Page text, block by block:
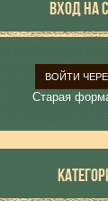
ВХОД НА
ВОЙТИ
Старая